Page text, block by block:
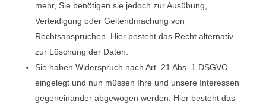
mehr, Sie benötigen sie jedoch zur Ausübung,
Verteidigung oder Geltendmachung von
Rechtsansprüchen. Hier besteht das Recht alternativ
zur Löschung der Daten.
Sie haben Widerspruch nach Art. 21 Abs. 1 DSGVO
eingelegt und nun müssen Ihre und unsere Interessen
gegeneinander abgewogen werden. Hier besteht das